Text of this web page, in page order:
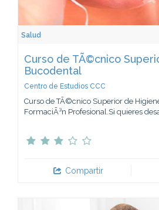
Salud
Curso de TÃ©cnico
Bucodental
Centro de Estudios CCC
Curso de TÃ©cnico Superior de
FormaciÃ³n Profesional.Si quieres
Compartir